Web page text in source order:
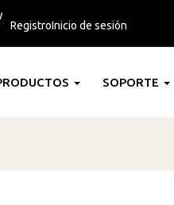
RegistroInicio de sesión
SOPORTE